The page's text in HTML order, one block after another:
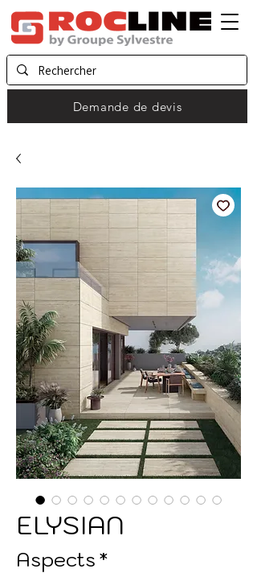
Demande de devis
ELYSIAN
Aspects*